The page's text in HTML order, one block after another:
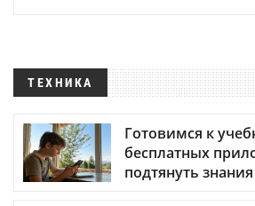
ТЕХНИКА
Готовимся к
бесплатных
подтянуть знания